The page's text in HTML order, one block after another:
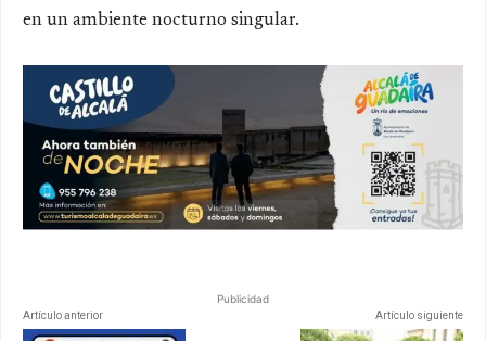
en un ambiente nocturno singular.
Publicidad
Artículo anterior Artículo siguiente